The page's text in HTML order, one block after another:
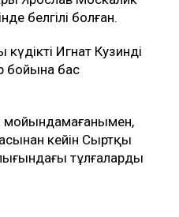
белгілі болған.
Игнат Кузинді
бойына бас
мойындамағанымен,
кейін Сыртқы
тұлғалардың